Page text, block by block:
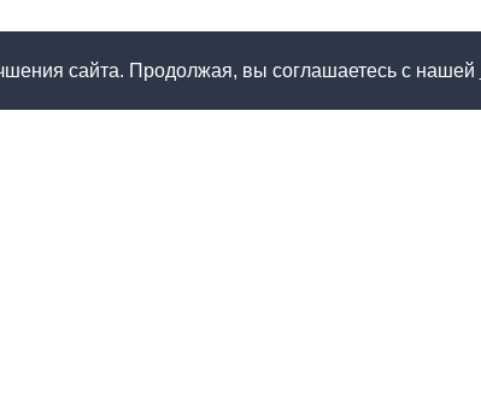
сайта. Продолжая, вы соглашаетесь с нашей